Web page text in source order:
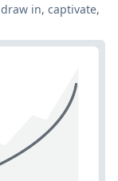
in, captivate,